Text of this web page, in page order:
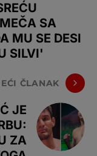
SA
MU SE DESI
SILVI'
ČLANAK
JE
ZA